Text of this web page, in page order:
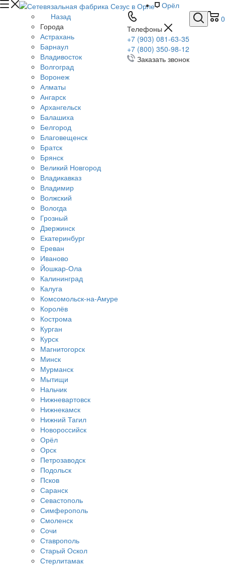
0
Телефоны
+7 (903) 081-63-35
+7 (800) 350-98-12
Заказать звонок
Орёл
Назад
Города
Астрахань
Барнаул
Владивосток
Волгоград
Воронеж
Алматы
Ангарск
Архангельск
Балашиха
Белгород
Благовещенск
Братск
Брянск
Великий Новгород
Владикавказ
Владимир
Волжский
Вологда
Грозный
Дзержинск
Екатеринбург
Ереван
Иваново
Йошкар-Ола
Калининград
Калуга
Комсомольск-на-Амуре
Королёв
Кострома
Курган
Курск
Магнитогорск
Минск
Мурманск
Мытищи
Нальчик
Нижневартовск
Нижнекамск
Нижний Тагил
Новороссийск
Орёл
Орск
Петрозаводск
Подольск
Псков
Саранск
Севастополь
Симферополь
Смоленск
Сочи
Ставрополь
Старый Оскол
Стерлитамак